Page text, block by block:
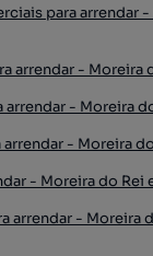
para arrendar -
arrendar - Moreira
arrendar - Moreira
arrendar - Moreira
- Moreira do Rei
arrendar - Moreira